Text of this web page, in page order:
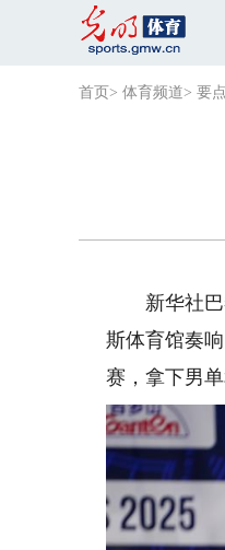
首页 > 体育频道> 要
新华社巴黎
斯体育馆奏
赛，拿下男